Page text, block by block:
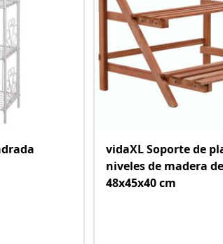
vidaXL Soporte de
niveles de madera
48x45x40 cm